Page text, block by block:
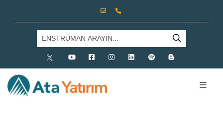
X Youtube FacebookInstagramLinkedinSpotify